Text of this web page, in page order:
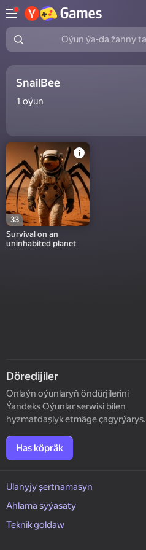
Oýun ýa-da žanny tap
SnailBee
1 oýun
33
Survival on an
uninhabited planet
Döredijiler
Onlaýn oýunlaryň öndürjilerini
Ýandeks Oýunlar serwisi bilen
hyzmatdaşlyk etmäge çagyrýarys.
Has köpräk
Ulanyjy şertnamasyn
Ahlama syýasaty
Teknik goldaw